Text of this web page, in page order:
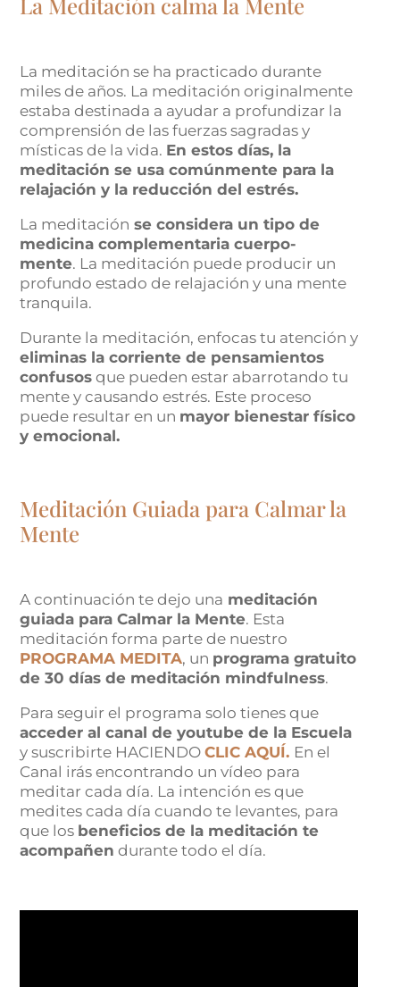
La meditación se ha practicado durante
miles de años. La meditación originalmente
estaba destinada a ayudar a profundizar la
comprensión de las fuerzas sagradas y
místicas de la vida. En estos días, la
meditación se usa comúnmente para la
relajación y la reducción del estrés.
La meditación se considera un tipo de
medicina complementaria cuerpo-
mente. La meditación puede producir un
profundo estado de relajación y una mente
tranquila.
Durante la meditación, enfocas tu atención y
eliminas la corriente de pensamientos
confusos que pueden estar abarrotando tu
mente y causando estrés. Este proceso
puede resultar en un mayor bienestar físico
y emocional.
Meditación Guiada para Calmar la
Mente
A continuación te dejo una meditación
guiada para Calmar la Mente. Esta
meditación forma parte de nuestro
PROGRAMA MEDITA, un programa gratuito
de 30 días de meditación mindfulness.
Para seguir el programa solo tienes que
acceder al canal de youtube de la Escuela
y suscribirte HACIENDOCLIC AQUÍ. En el
Canal irás encontrando un vídeo para
meditar cada día. La intención es que
medites cada día cuando te levantes, para
que los beneficios de la meditación te
acompañen durante todo el día.